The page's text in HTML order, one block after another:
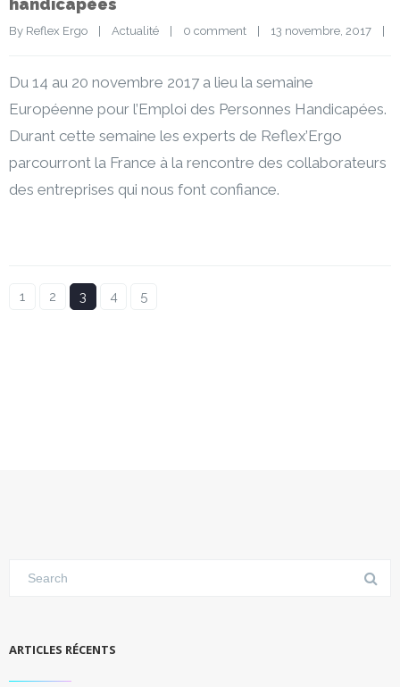
handicapées
By Reflex Ergo Actualité 0 comment 13 novembre, 2017
Du 14 au 20 novembre 2017 a lieu la semaine
Européenne pour l’Emploi des Personnes Handicapées.
Durant cette semaine les experts de Reflex’Ergo
parcourront la France à la rencontre des collaborateurs
des entreprises qui nous font confiance.
1 2 3 4 5
ARTICLES RÉCENTS